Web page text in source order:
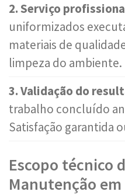
2. Serviço
uniformizados
materiais de
limpeza do ambiente.
3. Validação do
trabalho concluído
Satisfação garantida
Escopo técnico
Manutenção